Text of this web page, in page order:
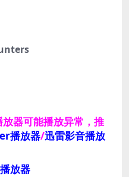
器可能播放异常，推
播放器/迅雷影音播放
放器